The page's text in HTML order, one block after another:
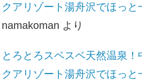
クアリゾート湯舟沢でほっと
namakoman より
とろとろスベスベ天然温泉！
クアリゾート湯舟沢でほっと